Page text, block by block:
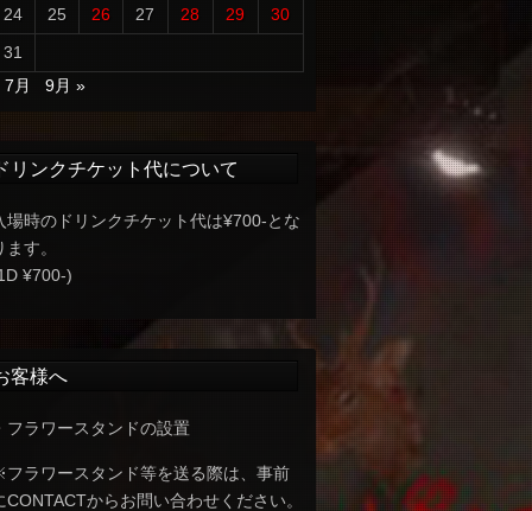
24
25 26 27 28 29
30
31
7月
9月 »
リンクチケット代について
場時のドリンクチケット代は¥700-とな
ます。
¥700-)
客様へ
フラワースタンドの設置
ラワースタンド等を送る際は、事前
CONTACTからお問い合わせください。